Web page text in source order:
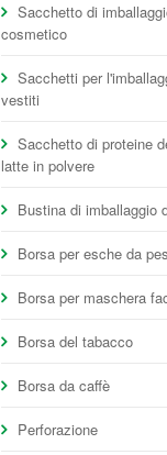
Sacchetto di
cosmetico
Sacchetti per
vestiti
Sacchetto di proteine
latte in polvere
Bustina di imballaggio
Borsa per esche da
Borsa per maschera
Borsa del tabacco
Borsa da caffè
Perforazione